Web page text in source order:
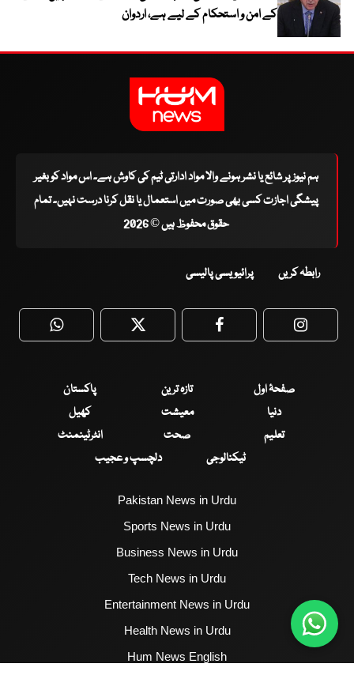
کے امن و استحکام کے لیے ہے، اردوان
ہم نیوز پر شائع یا نشر ہونے والا مواد ادارتی ٹیم کی کاوش ہے۔ اس مواد کو بغیر
پیشگی اجازت کسی بھی صورت میں استعمال یا نقل کرنا درست نہیں۔ تمام
حقوق محفوظ ہیں © 2026
رابطہ کریں پرائیویسی پالیسی
WhatsApp Twitter Facebook
صفحۂ اول تازہ ترین
پاکستان
دنیا
معیشت
کھیل
تعلیم
صحت
انٹرٹینمنٹ
ٹیکنالوجی
دلچسپ و عجیب
Pakistan News in Urdu
Sports News in Urdu
Business News in Urdu
Tech News in Urdu
Entertainment News in Urdu
Health News in Urdu
Hum News English